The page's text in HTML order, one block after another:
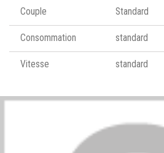
Couple Standard
Consommation standard
Vitesse standard